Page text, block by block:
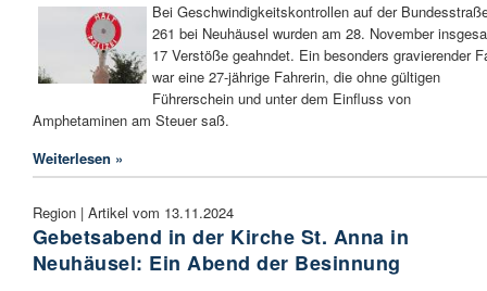
Bei Geschwindigkeitskontrollen auf der
261 bei Neuhäusel wurden am 28. November
17 Verstöße geahndet. Ein besonders gravierender
war eine 27-jährige Fahrerin, die ohne gültigen
Führerschein und unter dem Einfluss von
Amphetaminen am Steuer saß.
Weiterlesen »
Region | Artikel vom 13.11.2024
Gebetsabend in der Kirche St. Anna in
Neuhäusel: Ein Abend der Besinnung